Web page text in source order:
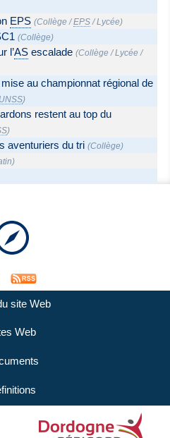
EPS (Collège /EPS /Lycée)
(Collège)
l’AS escalade (Collège /Lycée /
au championnat régional de
UNSS)
restent au top du
)
aventuriers du tri (Collège)
)
site Web
Web